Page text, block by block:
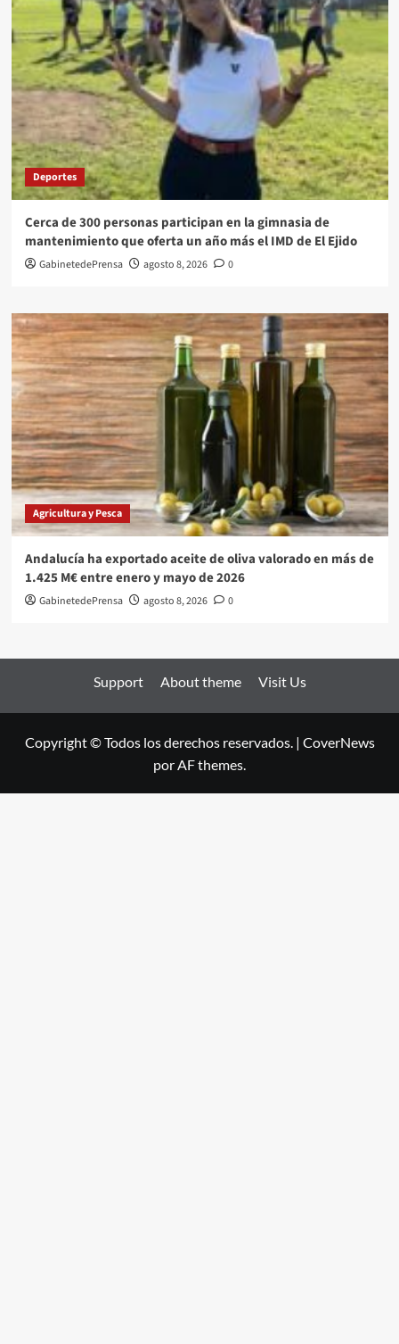
Deportes
Cerca de 300 personas participan en la gimnasia de
mantenimiento que oferta un año más el IMD de El Ejido
GabinetedePrensa agosto 8, 2026 0
Agricultura y Pesca
Andalucía ha exportado aceite de oliva valorado en más de
1.425 M€ entre enero y mayo de 2026
GabinetedePrensa agosto 8, 2026 0
Support About theme Visit Us
Copyright © Todos los derechos reservados. | CoverNews
por AF themes.